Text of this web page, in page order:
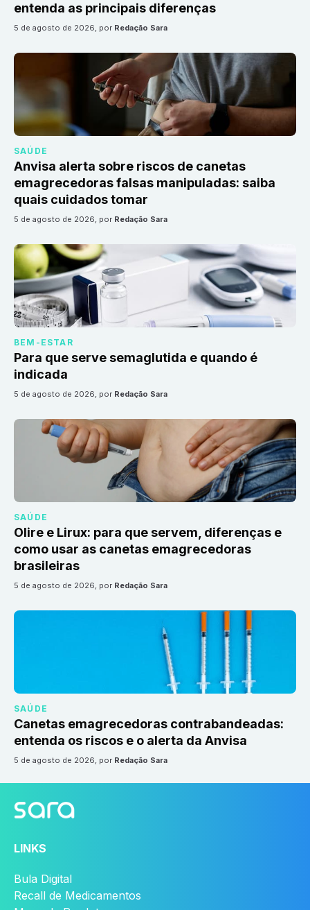
entenda as principais diferenças
5 de agosto de 2026, por Redação Sara
SAÚDE
Anvisa alerta sobre riscos de canetas
emagrecedoras falsas manipuladas: saiba
quais cuidados tomar
5 de agosto de 2026, por Redação Sara
BEM-ESTAR
Para que serve semaglutida e quando é
indicada
5 de agosto de 2026, por Redação Sara
SAÚDE
Olire e Lirux: para que servem, diferenças e
como usar as canetas emagrecedoras
brasileiras
5 de agosto de 2026, por Redação Sara
SAÚDE
Canetas emagrecedoras contrabandeadas:
entenda os riscos e o alerta da Anvisa
5 de agosto de 2026, por Redação Sara
LINKS
Bula Digital
Recall de Medicamentos